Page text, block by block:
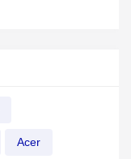
Acer